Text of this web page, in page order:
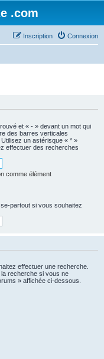
.com
Connexion
Inscription
et « - » devant un mot qui
des barres verticales
un astérisque « * »
effectuer des recherches
comme élément
partout si vous souhaitez
effectuer une recherche.
la recherche si vous ne
» affichée ci-dessous.